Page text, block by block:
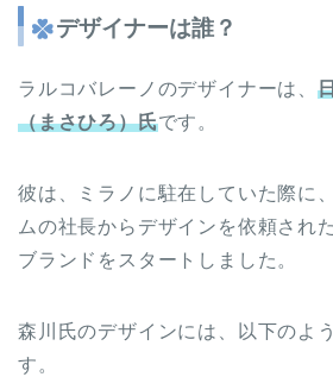
デザイナーは誰？
ラルコバレーノのデザイナーは、
（まさひろ）氏です。
彼は、ミラノに駐在していた際に
ムの社長からデザインを依頼され
ブランドをスタートしました。
森川氏のデザインには、以下のよ
す。